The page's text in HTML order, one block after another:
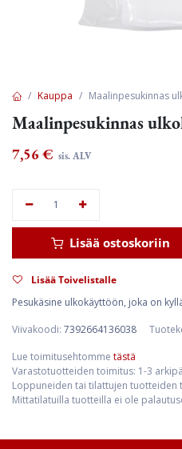
Kauppa Maalinpesukinnas
Maalinpesukinnas
7,56€ sis. ALV
Lisää ostoskoriin
Lisää Toivelistalle
Pesukäsine ulkokäyttöön, joka on
Viivakoodi: 7392664136038
Lue toimitusehtomme tästä
Varastotuotteiden toimitus: 1-3
Loppuneiden tai tilattujen tuotteiden
Mittatilatuilla tuotteilla ei ole